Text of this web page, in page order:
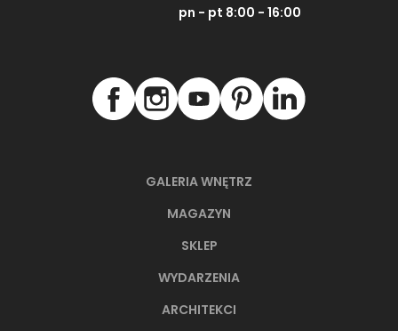
GALERIA WNĘTRZ
MAGAZYN
SKLEP
WYDARZENIA
ARCHITEKCI
pn - pt 8:00 - 16:00